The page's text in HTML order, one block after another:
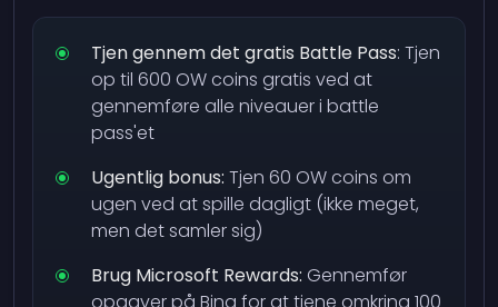
Tjen gennem det gratis Battle Pass: Tjen
op til 600 OW coins gratis ved at
gennemføre alle niveauer i battle
pass'et
Ugentlig bonus: Tjen 60 OW coins om
ugen ved at spille dagligt (ikke meget,
men det samler sig)
Brug Microsoft Rewards: Gennemfør